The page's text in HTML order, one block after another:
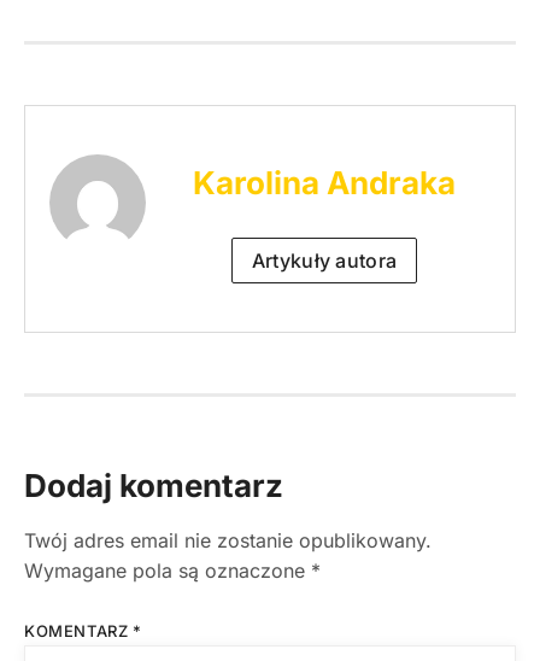
Karolina Andraka
Artykuły autora
Dodaj komentarz
Twój adres email nie zostanie opublikowany.
Wymagane pola są oznaczone *
KOMENTARZ *